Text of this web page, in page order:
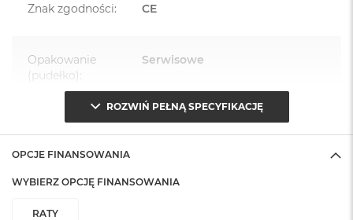
Znak zgodności: CE
Opakowanie
(pudełko):
Serwisowe
ROZWIŃ PEŁNĄ SPECYFIKACJĘ
OPCJE FINANSOWANIA
WYBIERZ OPCJĘ FINANSOWANIA
RATY